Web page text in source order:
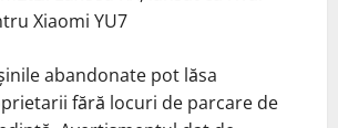
Xiaomi YU7
abandonate pot lăsa
fără locuri de parcare de